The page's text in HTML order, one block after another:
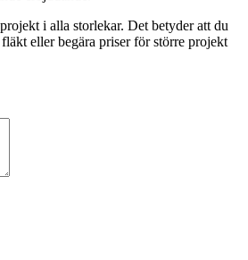
i alla storlekar. Det betyder att du
eller begära priser för större projekt